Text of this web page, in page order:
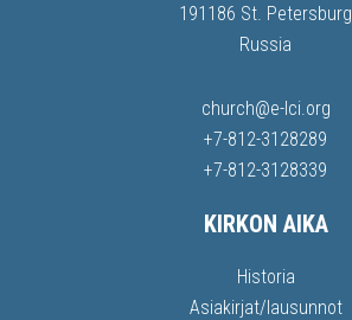
191186 St. Petersburg
Russia
church@e-lci.org
+7-812-3128289
+7-812-3128339
KIRKON AIKA
Historia
Asiakirjat/lausunnot